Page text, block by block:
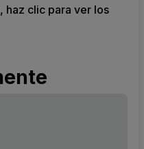
haz clic para ver los